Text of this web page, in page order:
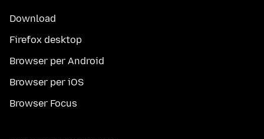
Download
Firefox desktop
Browser per Android
Browser per iOS
Browser Focus